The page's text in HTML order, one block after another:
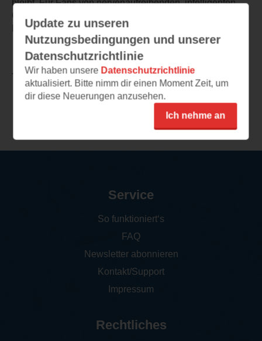
bleibt. Für Fans von nervenaufreibenden, intelligenten
Geschichten ist Der Kruzifix Killer von Chris Carter ein
Muss – ein Thriller, der mich definitiv nicht loslässt.
TEILEN
Update zu unseren
Nutzungsbedingungen und unserer
Datenschutzrichtlinie
Wir haben unsere Datenschutzrichtlinie
aktualisiert. Bitte nimm dir einen Moment Zeit, um
dir diese Neuerungen anzusehen.
Ich nehme an
Service
So funktioniert‘s
FAQ
Newsletter abonnieren
Kontakt/Support
Impressum
Rechtliches